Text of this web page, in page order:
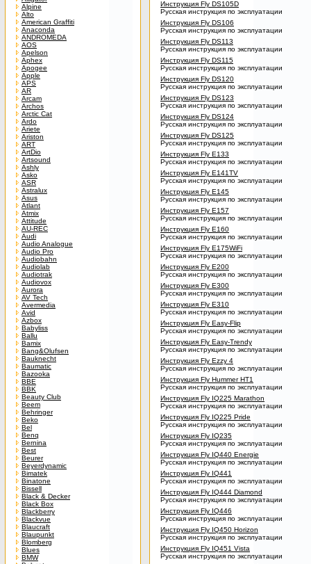
Alpine
Alto
American Graffiti
Anaconda
ANDROMEDA
AOS
Apelson
Aphex
Apogee
Apple
APS
AR
Arcam
Archos
Arctic Cat
Ardo
Ariete
Ariston
ART
ArtDio
Artsound
Ashly
Asko
ASR
Astralux
Asus
Atlant
Atmix
Attitude
AU-REC
Audi
Audio Analogue
Audio Pro
Audiobahn
Audiolab
Audiotrak
Audiovox
Aurora
AV Tech
Avermedia
Avid
Azbox
Babyliss
Ballu
Bamix
Bang&Olufsen
Bauknecht
Baumatic
Bazooka
BBE
BBK
Beauty Club
Beem
Behringer
Beko
Bel
Benq
Bernina
Best
Beurer
Beyerdynamic
Bimatek
Binatone
Bissell
Black & Decker
Black Box
Blackberry
Blackvue
Blaucraft
Blaupunkt
Blomberg
Blues
BMW
Инструкция Fly DS105D
Русская инструкция по эксплуатации
Инструкция Fly DS106
Русская инструкция по эксплуатации
Инструкция Fly DS113
Русская инструкция по эксплуатации
Инструкция Fly DS115
Русская инструкция по эксплуатации
Инструкция Fly DS120
Русская инструкция по эксплуатации
Инструкция Fly DS123
Русская инструкция по эксплуатации
Инструкция Fly DS124
Русская инструкция по эксплуатации
Инструкция Fly DS125
Русская инструкция по эксплуатации
Инструкция Fly E133
Русская инструкция по эксплуатации
Инструкция Fly E141TV
Русская инструкция по эксплуатации
Инструкция Fly E145
Русская инструкция по эксплуатации
Инструкция Fly E157
Русская инструкция по эксплуатации
Инструкция Fly E160
Русская инструкция по эксплуатации
Инструкция Fly E175WiFi
Русская инструкция по эксплуатации
Инструкция Fly E200
Русская инструкция по эксплуатации
Инструкция Fly E300
Русская инструкция по эксплуатации
Инструкция Fly E310
Русская инструкция по эксплуатации
Инструкция Fly Easy-Flip
Русская инструкция по эксплуатации
Инструкция Fly Easy-Trendy
Русская инструкция по эксплуатации
Инструкция Fly Ezzy 4
Русская инструкция по эксплуатации
Инструкция Fly Hummer HT1
Русская инструкция по эксплуатации
Инструкция Fly IQ225 Marathon
Русская инструкция по эксплуатации
Инструкция Fly IQ225 Pride
Русская инструкция по эксплуатации
Инструкция Fly IQ235
Русская инструкция по эксплуатации
Инструкция Fly IQ440 Energie
Русская инструкция по эксплуатации
Инструкция Fly IQ441
Русская инструкция по эксплуатации
Инструкция Fly IQ444 Diamond
Русская инструкция по эксплуатации
Инструкция Fly IQ446
Русская инструкция по эксплуатации
Инструкция Fly IQ450 Horizon
Русская инструкция по эксплуатации
Инструкция Fly IQ451 Vista
Русская инструкция по эксплуатации